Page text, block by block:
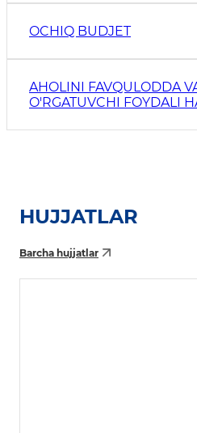
OCHIQ BUDJET
AHOLINI FAVQULODDA
O'RGATUVCHI FOYDALI
HUJJATLAR
Barcha hujjatlar